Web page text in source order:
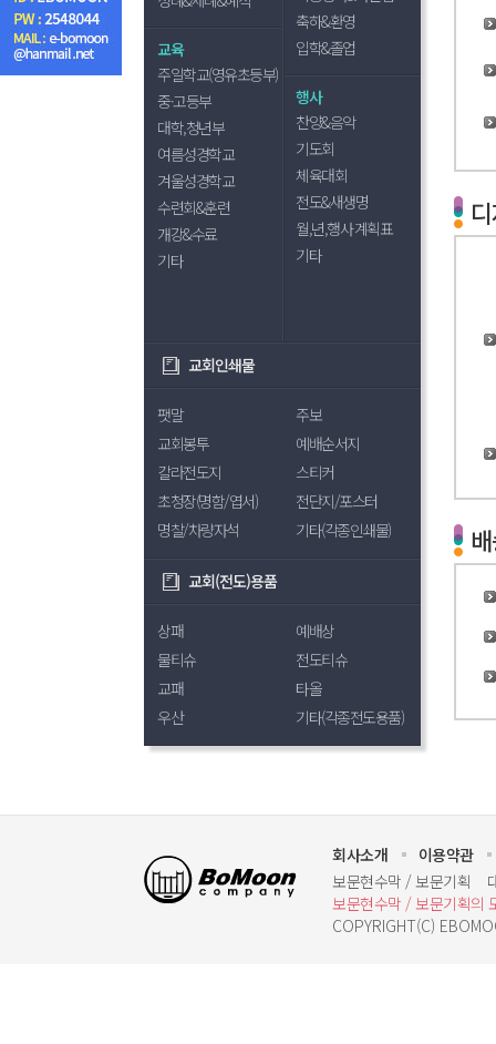
교육
주일학교(영유초등부)
중·고등부
대학,청년부
여름성경학교
겨울성경학교
수련회&훈련
개강&수료
기타
축하&환영
입학&졸업
행사
찬양&음악
기도회
체육대회
전도&새생명
월,년,행사 계획표
기타
교회인쇄물
팻말
주보
교회봉투
예배순서지
칼라전도지
스티커
초청장(명함/엽서)
전단지/포스터
명찰/차량자석
기타(각종인쇄물)
교회(전도)용품
상패
예배상
물티슈
전도티슈
교패
타올
우산
기타(각종전도용품)
보문기획회사소개
이용약관
보문현수막 / 보문기획
보문현수막 / 보문기획의
COPYRIGHT(C)